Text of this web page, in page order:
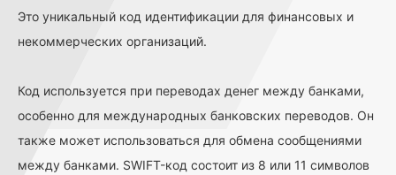
Это уникальный код идентификации для финансовых и
некоммерческих организаций.
Код используется при переводах денег между банками,
особенно для международных банковских переводов. Он
также может использоваться для обмена сообщениями
между банками. SWIFT-код состоит из 8 или 11 символов